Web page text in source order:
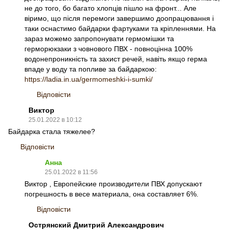
не до того, бо багато хлопців пішло на фронт... Але
віримо, що після перемоги завершимо доопрацювання і
таки оснастимо байдарки фартуками та кріпленнями. На
зараз можемо запропонувати гермомiшки та
герморюкзаки з човнового ПВХ - повноцiнна 100%
водонепроникнiсть та захист речей, навiть якщо герма
впаде у воду та попливе за байдаркою:
https://ladia.in.ua/germomeshki-i-sumki/
Відповісти
Виктор
25.01.2022 в 10:12
Байдарка стала тяжелее?
Відповісти
Анна
25.01.2022 в 11:56
Виктор , Европейские производители ПВХ допускают
погрешность в весе материала, она составляет 6%.
Відповісти
Острянский Дмитрий Александрович